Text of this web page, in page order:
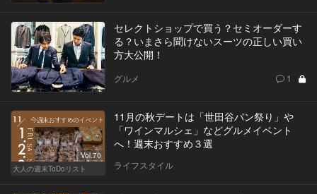
セレクトショップで買う？セミオーダーす
る？いまさら聞けないスーツの正しい買い
方大公開！
グルメ 1
Vol.70
大人の週末ToDoリスト
11月の秋デートは「世田谷パン祭り」や
「ワインマルシェ」などグルメイベント
へ！週末おすすめ３選
ライフスタイル